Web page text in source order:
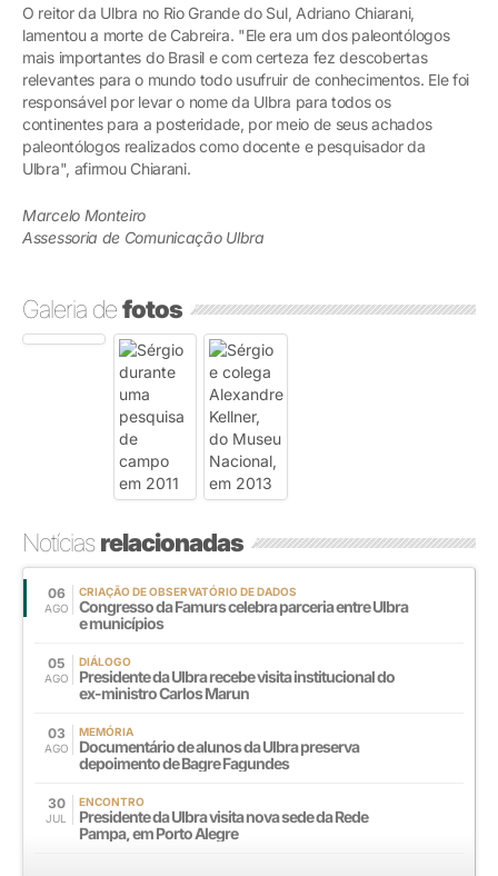
O reitor da Ulbra no Rio Grande do Sul, Adriano Chiarani,
lamentou a morte de Cabreira. "Ele era um dos paleontólogos
mais importantes do Brasil e com certeza fez descobertas
relevantes para o mundo todo usufruir de conhecimentos. Ele foi
responsável por levar o nome da Ulbra para todos os
continentes para a posteridade, por meio de seus achados
paleontólogos realizados como docente e pesquisador da
Ulbra", afirmou Chiarani.
Marcelo Monteiro
Assessoria de Comunicação Ulbra
Galeria defotos
Notíciasrelacionadas
06
AGO
CRIAÇÃO DE OBSERVATÓRIO DE DADOS
Congresso da Famurs celebra parceria entre Ulbra
e municípios
05
AGO
DIÁLOGO
Presidente da Ulbra recebe visita institucional do
ex-ministro Carlos Marun
03
AGO
MEMÓRIA
Documentário de alunos da Ulbra preserva
depoimento de Bagre Fagundes
30
JUL
ENCONTRO
Presidente da Ulbra visita nova sede da Rede
Pampa, em Porto Alegre